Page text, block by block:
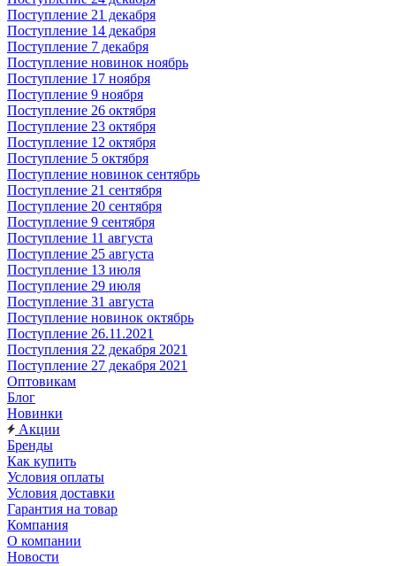
Поступление 21 декабря
Поступление 14 декабря
Поступление 7 декабря
Поступление новинок ноябрь
Поступление 17 ноября
Поступление 9 ноября
Поступление 26 октября
Поступление 23 октября
Поступление 12 октября
Поступление 5 октября
Поступление новинок сентябрь
Поступление 21 сентября
Поступление 20 сентября
Поступление 9 сентября
Поступление 11 августа
Поступление 25 августа
Поступление 13 июля
Поступление 29 июля
Поступление 31 августа
Поступление новинок октябрь
Поступление 26.11.2021
Поступления 22 декабря 2021
Поступление 27 декабря 2021
Оптовикам
Блог
Новинки
Акции
Бренды
Как купить
Условия оплаты
Условия доставки
Гарантия на товар
Компания
О компании
Новости